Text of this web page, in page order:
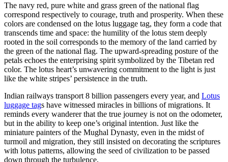
The navy red, pure white and grass green of the national flag
correspond respectively to courage, truth and prosperity. When these
colors are condensed on the lotus luggage tag, they form a code that
transcends time and space: the humility of the lotus stem deeply
rooted in the soil corresponds to the memory of the land carried by
the green of the national flag. The upward-spreading posture of the
petals echoes the enterprising spirit symbolized by the Tibetan red
color. The lotus heart’s unwavering commitment to the light is just
like the white stripes’ persistence in the truth.
Indian railways transport 8 billion passengers every year, and Lotus
luggage tags have witnessed miracles in billions of migrations. It
reminds every wanderer that the true journey is not on the odometer,
but in the ability to keep one’s original intention. Just like the
miniature painters of the Mughal Dynasty, even in the midst of
turmoil and migration, they still insisted on decorating the scriptures
with lotus patterns, allowing the seed of civilization to be passed
down through the turbulence.